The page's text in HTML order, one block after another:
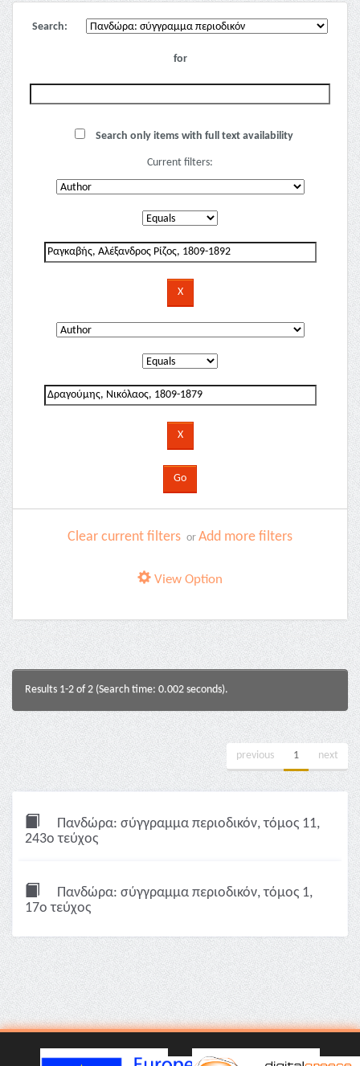
Search:
for
Search only items with full text availability
Current filters:
Clear current filters or Add more filters
View Option
Results 1-2 of 2 (Search time: 0.002 seconds).
previous 1 next
Πανδώρα: σύγγραμμα περιοδικόν, τόμος 11,
243ο τεύχος
Πανδώρα: σύγγραμμα περιοδικόν, τόμος 1,
17ο τεύχος